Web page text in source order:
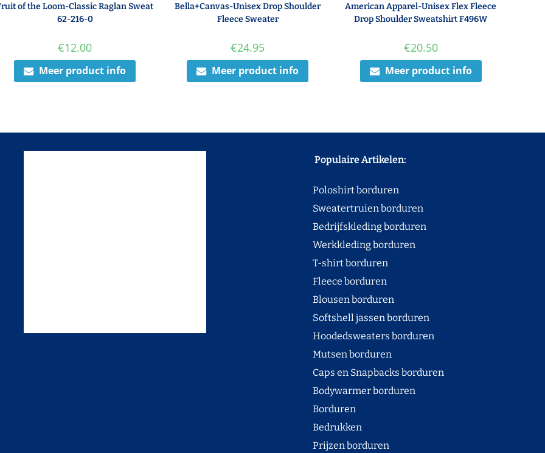
of the Loom-Classic Raglan Sweat
62-216-0
€12.00
Meer product info
Bella+Canvas-Unisex Drop Shoulder
Fleece Sweater
€24.95
Meer product info
American Apparel-Unisex Flex Fleece
Drop Shoulder Sweatshirt F496W
€20.50
Meer product info
Populaire Artikelen:
Poloshirt borduren
Sweatertruien borduren
Bedrijfskleding borduren
Werkkleding borduren
T-shirt borduren
Fleece borduren
Blousen borduren
Softshell jassen borduren
Hoodedsweaters borduren
Mutsen borduren
Caps en Snapbacks borduren
Bodywarmer borduren
Borduren
Bedrukken
Prijzen borduren